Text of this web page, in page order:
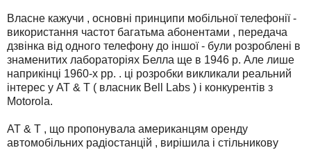
Власне кажучи , основні принципи мобільної телефонії -
використання частот багатьма абонентами , передача
дзвінка від одного телефону до іншої - були розроблені в
знаменитих лабораторіях Белла ще в 1946 р. Але лише
наприкінці 1960-х рр. . ці розробки викликали реальний
інтерес у AT & T ( власник Bell Labs ) і конкурентів з
Motorola.
AT & T , що пропонувала американцям оренду
автомобільних радіостанцій , вирішила і стільникову